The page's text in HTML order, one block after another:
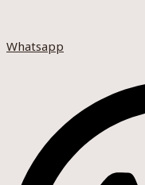
Whatsapp